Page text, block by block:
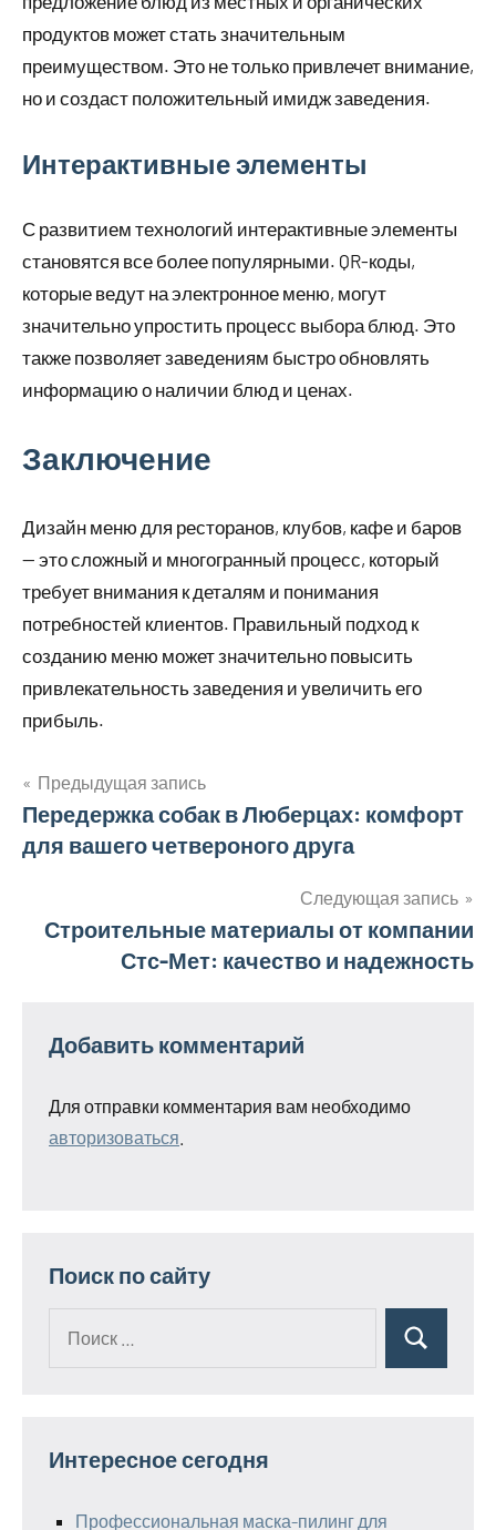
продуктов может стать значительным
преимуществом. Это не только привлечет внимание,
но и создаст положительный имидж заведения.
Интерактивные элементы
С развитием технологий интерактивные элементы
становятся все более популярными. QR-коды,
которые ведут на электронное меню, могут
значительно упростить процесс выбора блюд. Это
также позволяет заведениям быстро обновлять
информацию о наличии блюд и ценах.
Заключение
Дизайн меню для ресторанов, клубов, кафе и баров
— это сложный и многогранный процесс, который
требует внимания к деталям и понимания
потребностей клиентов. Правильный подход к
созданию меню может значительно повысить
привлекательность заведения и увеличить его
прибыль.
Навигация
по
Предыдущая запись
Передержка собак в Люберцах: комфорт
для вашего четвероного друга
Следующая запись
Строительные материалы от компании
Стс-Мет: качество и надежность
Добавить комментарий
Для отправки комментария вам необходимо
авторизоваться
Поиск по сайту
Поиск
Интересное сегодня
Профессиональная маска-пилинг для